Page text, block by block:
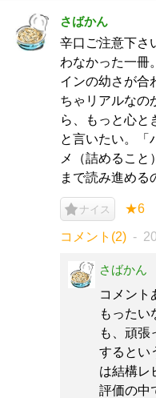
さばかん
辛口ご注意下さ
わなかった一冊
インの幼さが合
ちゃリアルなの
ら、もっと心と
と言いたい。「
メ（詰めること
まで読み進める
ナイス ★6
コメント(2)
さばかん
コメント
もったい
も、頑張
するとい
は結構レ
評価の中